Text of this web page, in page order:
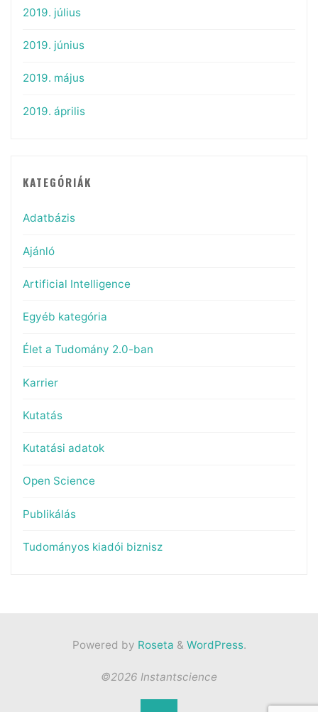
2019. július
2019. június
2019. május
2019. április
KATEGÓRIÁK
Adatbázis
Ajánló
Artificial Intelligence
Egyéb kategória
Élet a Tudomány 2.0-ban
Karrier
Kutatás
Kutatási adatok
Open Science
Publikálás
Tudományos kiadói biznisz
Powered by Roseta & WordPress.
©2026 Instantscience